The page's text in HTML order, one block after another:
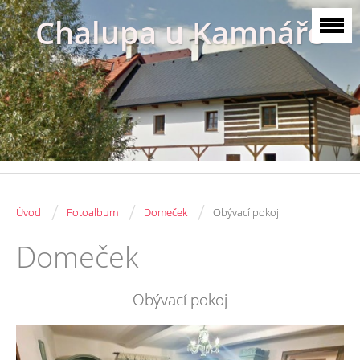
Chalupa u Kamnáře
Úvod / Fotoalbum / Domeček / Obývací pokoj
Domeček
Obývací pokoj